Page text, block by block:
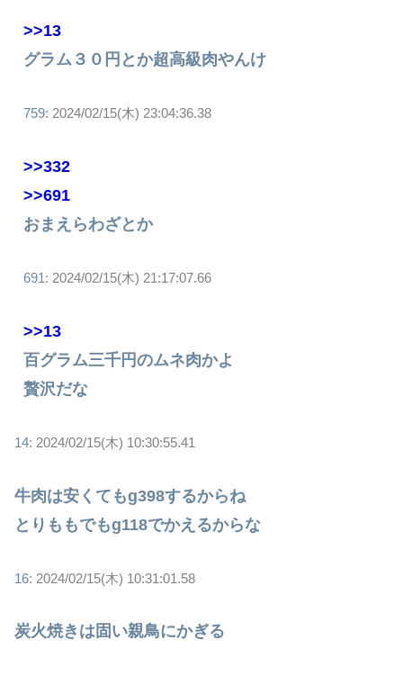
>>13
グラム３０円とか超高級肉やんけ
759: 2024/02/15(木) 23:04:36.38
>>332
>>691
おまえらわざとか
691: 2024/02/15(木) 21:17:07.66
>>13
百グラム三千円のムネ肉かよ
贅沢だな
14: 2024/02/15(木) 10:30:55.41
牛肉は安くてもg398するからね
とりももでもg118でかえるからな
16: 2024/02/15(木) 10:31:01.58
炭火焼きは固い親鳥にかぎる